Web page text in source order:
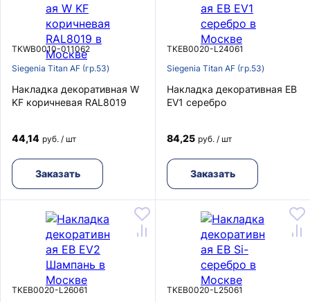
TKWB0010-011062
Siegenia Titan AF (гр.53)
Накладка декоративная W
KF коричневая RAL8019
44,14 руб. / шт
Заказать
TKEB0020-L24061
Siegenia Titan AF (гр.53)
Накладка декоративная EB
EV1 серебро
84,25 руб. / шт
Заказать
TKEB0020-L26061 TKEB0020-L25061